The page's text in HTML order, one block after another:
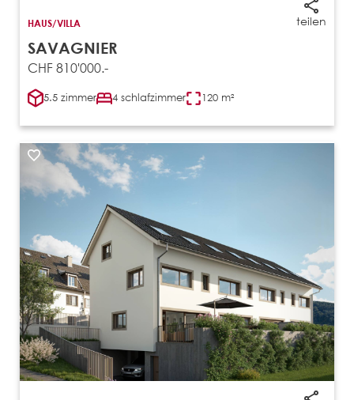
teilen
HAUS/VILLA
SAVAGNIER
CHF 810'000.-
5.5 zimmer 4 schlafzimmer 120 m²